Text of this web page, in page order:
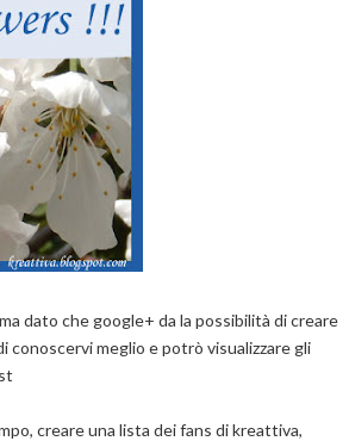
dato che google+ da la possibilità di creare
conoscervi meglio e potrò visualizzare gli
creare una lista dei fans di kreattiva,